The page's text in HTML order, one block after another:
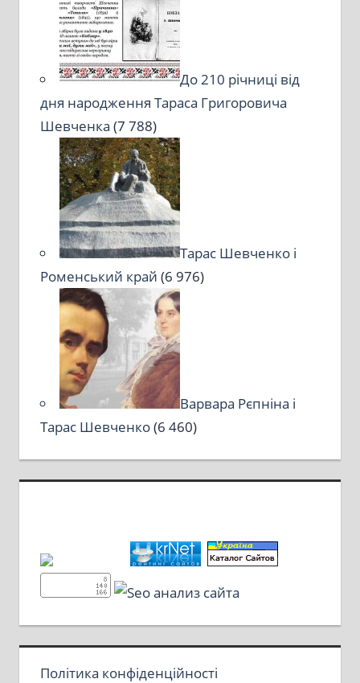
До 210 річниці від
дня народження Тараса Григоровича
Шевченка (7 788)
Тарас Шевченко і
Роменський край (6 976)
Варвара Рєпніна і
Тарас Шевченко(6 460)
Політика конфіденційності